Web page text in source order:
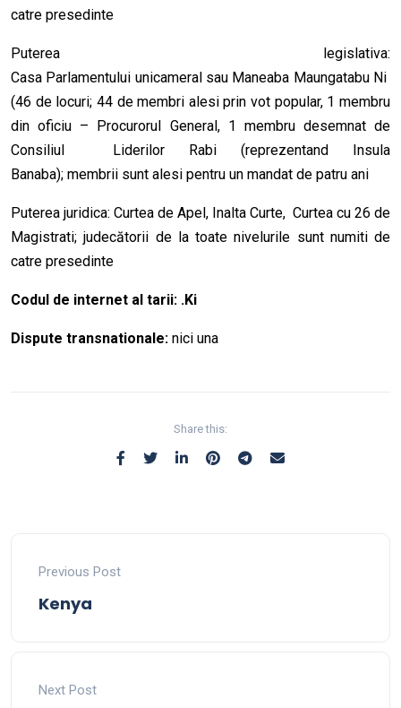
catre presedinte
Puterea legislativa:
Casa Parlamentului unicameral sau Maneaba Maungatabu Ni
(46 de locuri; 44 de membri alesi prin vot popular, 1 membru
din oficiu – Procurorul General, 1 membru desemnat de
Consiliul Liderilor Rabi (reprezentand Insula
Banaba); membrii sunt alesi pentru un mandat de patru ani
Puterea juridica: Curtea de Apel, Inalta Curte, Curtea cu 26 de
Magistrati; judecătorii de la toate nivelurile sunt numiti de
catre presedinte
Codul de internet al tarii: .Ki
Dispute transnationale: nici una
Share this:
Previous Post
Kenya
Next Post